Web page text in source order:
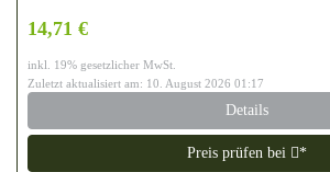
14,71 €
inkl. 19% gesetzlicher MwSt.
Zuletzt aktualisiert am: 10. August 2026 01:17
Details
Preis prüfen bei *